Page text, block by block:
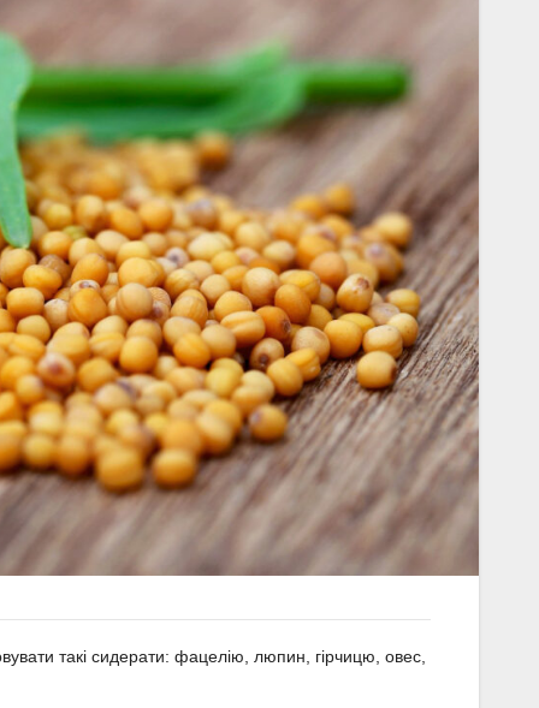
такі сидерати: фацелію, люпин, гірчицю, овес,